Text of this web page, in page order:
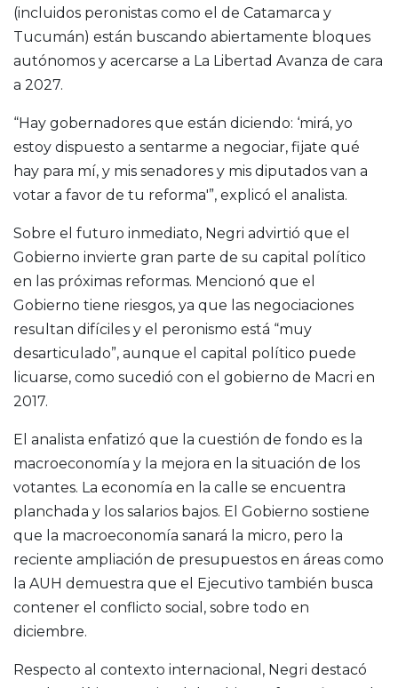
(incluidos peronistas como el de Catamarca y
Tucumán) están buscando abiertamente bloques
autónomos y acercarse a La Libertad Avanza de cara
a 2027.
“Hay gobernadores que están diciendo: ‘mirá, yo
estoy dispuesto a sentarme a negociar, fijate qué
hay para mí, y mis senadores y mis diputados van a
votar a favor de tu reforma'”, explicó el analista.
Sobre el futuro inmediato, Negri advirtió que el
Gobierno invierte gran parte de su capital político
en las próximas reformas. Mencionó que el
Gobierno tiene riesgos, ya que las negociaciones
resultan difíciles y el peronismo está “muy
desarticulado”, aunque el capital político puede
licuarse, como sucedió con el gobierno de Macri en
2017.
El analista enfatizó que la cuestión de fondo es la
macroeconomía y la mejora en la situación de los
votantes. La economía en la calle se encuentra
planchada y los salarios bajos. El Gobierno sostiene
que la macroeconomía sanará la micro, pero la
reciente ampliación de presupuestos en áreas como
la AUH demuestra que el Ejecutivo también busca
contener el conflicto social, sobre todo en
diciembre.
Respecto al contexto internacional, Negri destacó